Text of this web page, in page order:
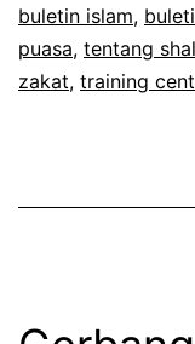
buletin islam,
puasa, tentang
zakat, training